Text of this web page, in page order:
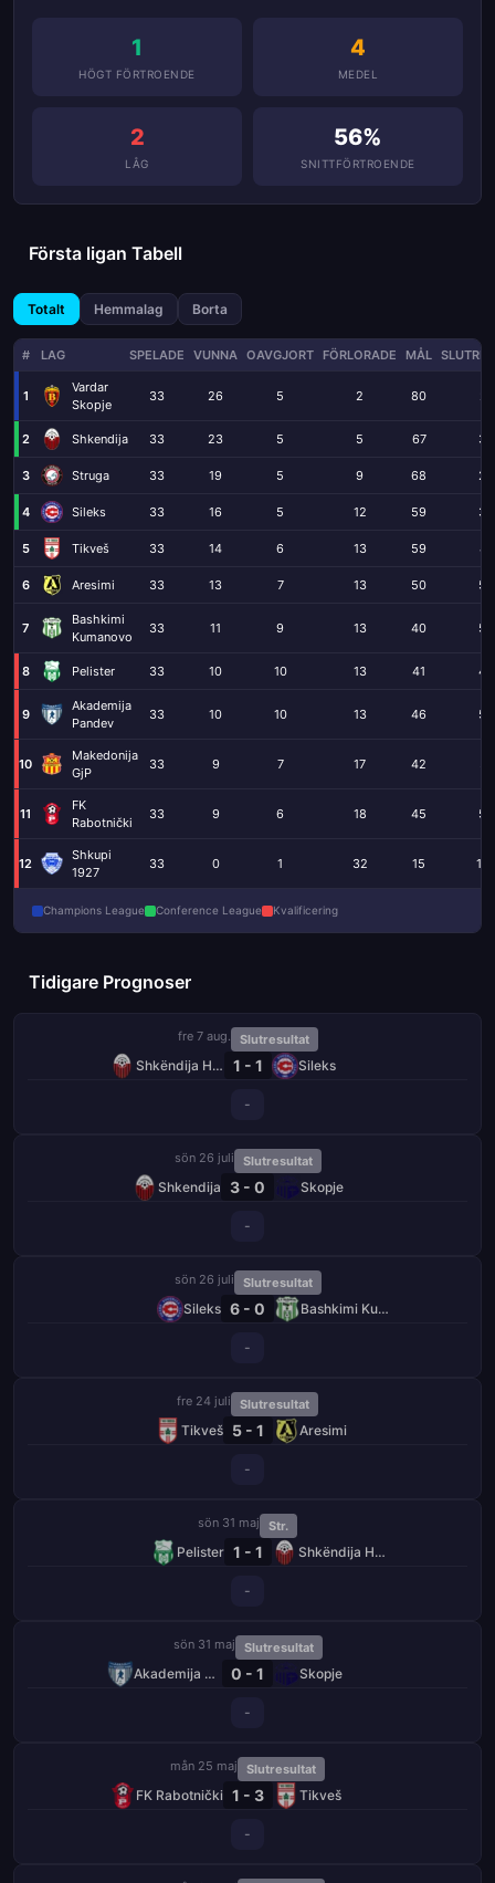
1
HÖGT FÖRTROENDE
4
MEDEL
2
LÅG
56%
SNITTFÖRTROENDE
Första ligan Tabell
Totalt Hemmalag Borta
# LAG SPELADE VUNNA OAVGJORT FÖRLORADE MÅL
1
Vardar
Skopje
33 26 5 2 80 21
2 Shkendija 33 23 5 5 67 30
3 Struga 33 19 5 9 68 28
4 Sileks 33 16 5 12 59 36
5 Tikveš 33 14 6 13 59 47
6 Aresimi 33 13 7 13 50 53
7
Bashkimi
Kumanovo
33 11 9 13 40 54
8 Pelister 33 10 10 13 41 42
9
Akademija
Pandev
33 10 10 13 46 56
10
Makedonija
GjP
33 9 7 17 42
11
FK
Rabotnički
33 9 6 18 45 58
12
Shkupi
1927
33 0 1 32 15
Champions League Conference League Kvalificering
Tidigare Prognoser
fre 7 aug. Slutresultat
Shkëndija Haraçinë 1 - 1 Sileks
-
sön 26 juli Slutresultat
Shkendija 3 - 0 Skopje
-
sön 26 juli Slutresultat
Sileks 6 - 0 Bashkimi Kumanovo
-
fre 24 juli Slutresultat
Tikveš 5 - 1 Aresimi
-
sön 31 maj Str.
Pelister 1 - 1 Shkëndija Haraçinë
-
sön 31 maj Slutresultat
Akademija Pandev 0 - 1 Skopje
-
mån 25 maj Slutresultat
FK Rabotnički 1 - 3 Tikveš
-